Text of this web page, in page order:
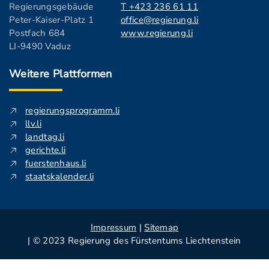
Regierungsgebäude
Peter-Kaiser-Platz 1
Postfach 684
LI-9490 Vaduz
T +423 236 61 11
office@regierung.li
www.regierung.li
Weitere Plattformen
regierungsprogramm.li
llv.li
landtag.li
gerichte.li
fuerstenhaus.li
staatskalender.li
Impressum | Sitemap
| © 2023 Regierung des Fürstentums Liechtenstein